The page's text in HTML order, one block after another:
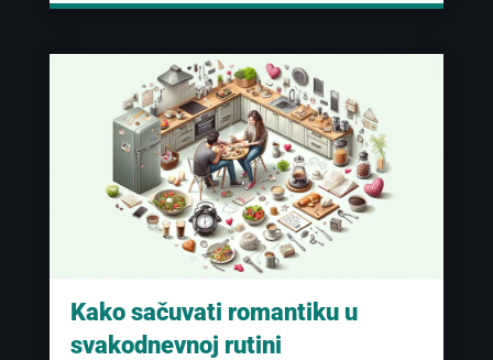
Kako sačuvati romantiku u
svakodnevnoj rutini